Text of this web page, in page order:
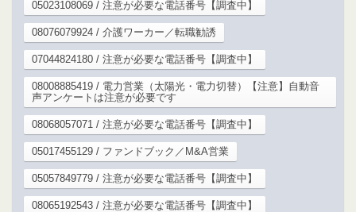
05023108069 / 注意が必要な電話番号【調査中】
08076079924 / 介護ワーカー／転職勧誘
07044824180 / 注意が必要な電話番号【調査中】
08008885419 / 電力営業（太陽光・電力切替）【注意】自動音
声アンケートは注意が必要です
08068057071 / 注意が必要な電話番号【調査中】
05017455129 / ファンドブック／M&A営業
05057849779 / 注意が必要な電話番号【調査中】
08065192543 / 注意が必要な電話番号【調査中】